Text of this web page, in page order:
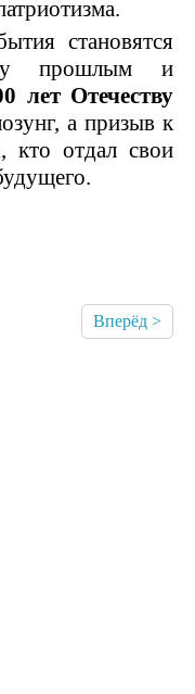
становятся
прошлым и
Отечеству
а призыв к
кто отдал свои
Вперёд >